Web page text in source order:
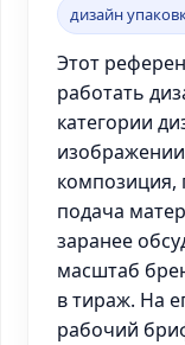
дизайн
Этот
работать
категории
композиция,
подача
заранее
масштаб
в тираж. На
рабочий